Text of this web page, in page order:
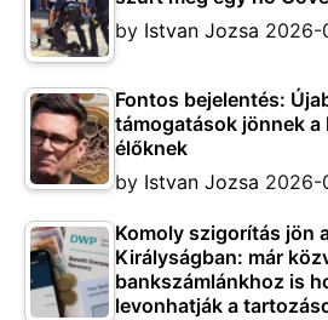
by Istvan Jozsa 2026-
Fontos bejelentés:
támogatások jönnek
élőknek
by Istvan Jozsa 2026-
Komoly szigorítás jön
Királyságban: már
bankszámlánkhoz is
levonhatják a